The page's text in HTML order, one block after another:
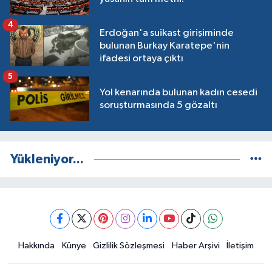
Erdoğan'a suikast girişiminde
bulunan Burkay Karatepe'nin
ifadesi ortaya çıktı
4
Yol kenarında bulunan kadın cesedi
soruşturmasında 5 gözaltı
5
Yükleniyor...
Hakkında Künye Gizlilik Sözleşmesi Haber Arşivi İletişim